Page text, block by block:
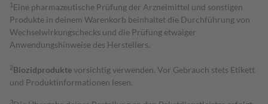
1 Eine pharmazeutische Prüfung der Arzneimittel und sonstigen
Produkte in deinem Warenkorb beinhaltet die Durchführung von
Wechselwirkungschecks und die Prüfung etwaiger
Anwendungshinweise des Herstellers.
2Biozidproduktevorsichtig verwenden. Vor Gebrauch stets Etikett
und Produktinformationen lesen.
3